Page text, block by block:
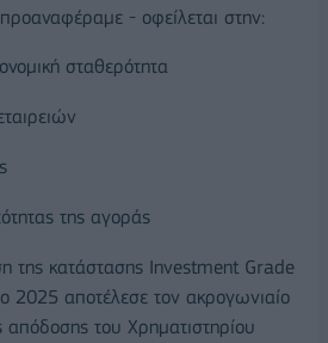
- οφείλεται στην:
σταθερότητα
της αγοράς
της κατάστασης Investment Grade
2025 αποτέλεσε τον ακρογωνιαίο
απόδοσης του Χρηματιστηρίου